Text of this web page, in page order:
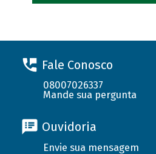
Fale Conosco
08007026337
Mande sua pergunta
Ouvidoria
Envie sua mensagem